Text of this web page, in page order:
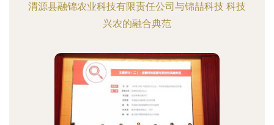
渭源县融锦农业科技有限责任公司与锦喆科技 科技
兴农的融合典范